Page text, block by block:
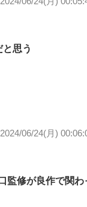
思う
2024/06/24(月)
監修が良作で関わ